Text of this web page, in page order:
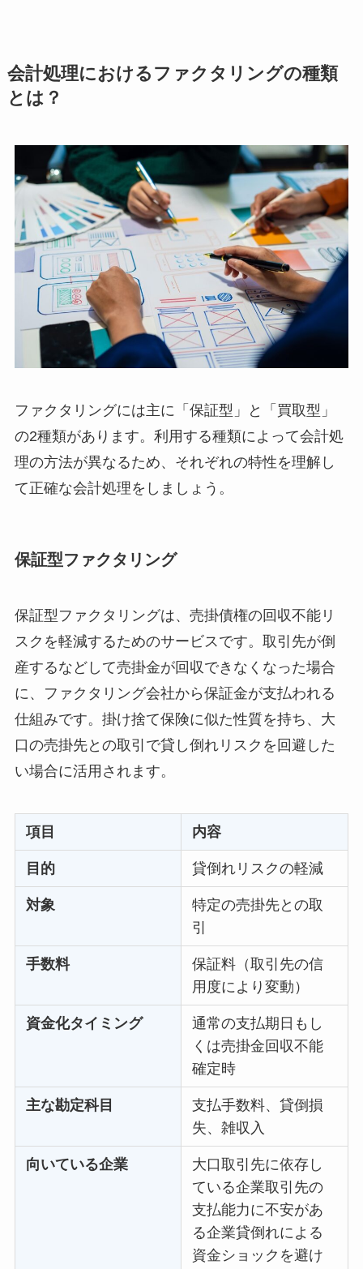
会計処理におけるファクタリングの種類
とは？
ファクタリングには主に「保証型」と「買取型」
の2種類があります。利用する種類によって会計処
理の方法が異なるため、それぞれの特性を理解し
て正確な会計処理をしましょう。
保証型ファクタリング
保証型ファクタリングは、売掛債権の回収不能リ
スクを軽減するためのサービスです。取引先が倒
産するなどして売掛金が回収できなくなった場合
に、ファクタリング会社から保証金が支払われる
仕組みです。掛け捨て保険に似た性質を持ち、大
口の売掛先との取引で貸し倒れリスクを回避した
い場合に活用されます。
項目 内容
目的 貸倒れリスクの軽減
対象
特定の売掛先との取
引
手数料
保証料（取引先の信
用度により変動）
資金化タイミング
通常の支払期日もし
くは売掛金回収不能
確定時
主な勘定科目
支払手数料、貸倒損
失、雑収入
向いている企業
大口取引先に依存し
ている企業取引先の
支払能力に不安があ
る企業貸倒れによる
資金ショックを避け